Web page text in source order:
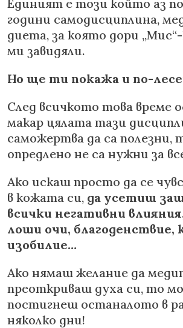
Единият е този който аз
години самодисциплина,
диета, за която дори
ми завидяли.
Но ще ти покажа и по-
След всичкото това време
макар цялата тази
саможертва да са полезни,
опредлено не са нужни за
Ако искаш просто да се
в кожата си, да усетиш
всички негативни
лоши очи, благоденствие,
изобилие…
Ако нямаш желание да
преоткриваш духа си, то
постигнеш останалото в
няколко дни!